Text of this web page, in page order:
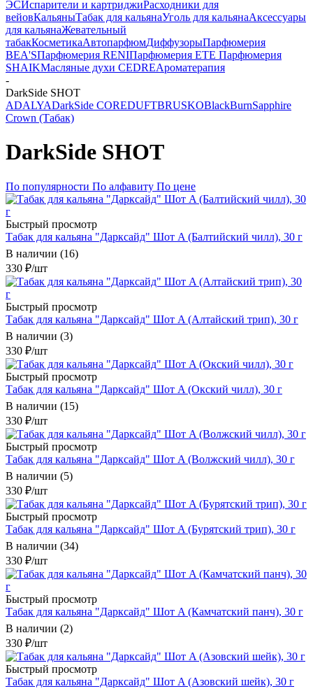
ЭСИспарители и картриджиРасходники для
вейовКальяныТабак для кальянаУголь для кальянаАксессуары
для кальянаЖевательный
табакКосметикаАвтопарфюмДиффузорыПарфюмерия
BEA'SПарфюмерия RENIПарфюмерия ETE Парфюмерия
SHAIKМасляные духи CEDREАроматерапия
-
DarkSide SHOT
ADALYADarkSide COREDUFTBRUSKOBlackBurnSapphire
Crown (Табак)
DarkSide SHOT
По популярности По алфавиту По цене
Быстрый просмотр
Табак для кальяна "Дарксайд" Шот A (Балтийский чилл), 30 г
В наличии (16)
330 ₽/шт
Быстрый просмотр
Табак для кальяна "Дарксайд" Шот A (Алтайский трип), 30 г
В наличии (3)
330 ₽/шт
Быстрый просмотр
Табак для кальяна "Дарксайд" Шот A (Окский чилл), 30 г
В наличии (15)
330 ₽/шт
Быстрый просмотр
Табак для кальяна "Дарксайд" Шот A (Волжский чилл), 30 г
В наличии (5)
330 ₽/шт
Быстрый просмотр
Табак для кальяна "Дарксайд" Шот A (Бурятский трип), 30 г
В наличии (34)
330 ₽/шт
Быстрый просмотр
Табак для кальяна "Дарксайд" Шот A (Камчатский панч), 30 г
В наличии (2)
330 ₽/шт
Быстрый просмотр
Табак для кальяна "Дарксайд" Шот A (Азовский шейк), 30 г